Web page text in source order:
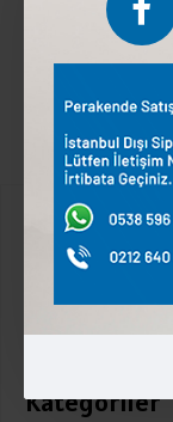
saklayınız.
Kurumsal
Kategoriler